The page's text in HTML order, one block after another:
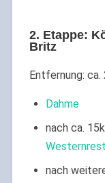
2. Etappe:
Britz
Entfernung: ca.
Dahme
nach ca.
nach